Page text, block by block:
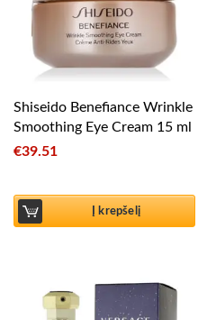
Shiseido Benefiance Wrinkle
Smoothing Eye Cream 15 ml
€39.51
Į krepšelį